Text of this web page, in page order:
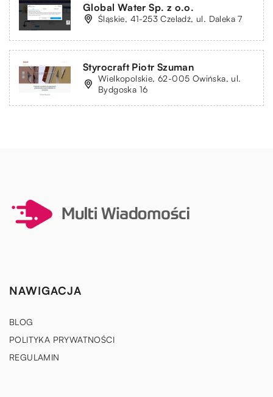
Global Water Sp. z o.o.
Śląskie, 41-253 Czeladź, ul. Daleka 7
Styrocraft Piotr Szuman
Wielkopolskie, 62-005 Owińska, ul.
Bydgoska 16
NAWIGACJA
BLOG
POLITYKA PRYWATNOŚCI
REGULAMIN